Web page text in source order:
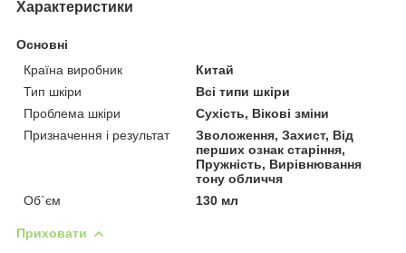
Характеристики
Основні
Країна виробник
Китай
Тип шкіри
Всі типи шкіри
Проблема шкіри
Сухість, Вікові зміни
Призначення і результат
Зволоження, Захист, Від
перших ознак старіння,
Пружність, Вирівнювання
тону обличчя
Об`єм
130 мл
Приховати